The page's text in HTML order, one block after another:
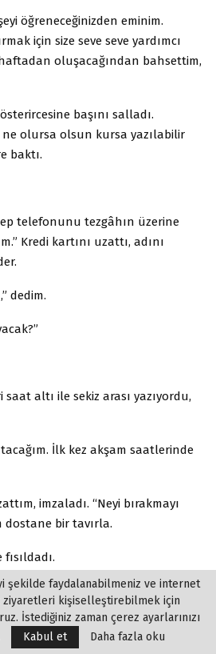
öğreneceğinizden eminim.
için size seve seve yardımcı
oluşacağından bahsettim,
başını salladı.
ne olursa olsun kursa yazılabilir
baktı.
telefonunu tezgâhın üzerine
Kredi kartını uzattı, adını
dedim.
altı ile sekiz arası yazıyordu,
İlk kez akşam saatlerinde
imzaladı. “Neyi bırakmayı
dostane bir tavırla.
“Bir adamı unutmayı istiyorum,”
birini.”
şekilde faydalanabilmeniz ve internet
ziyaretleri kişiselleştirebilmek için
İstediğiniz zaman çerez ayarlarınızı
Kabul et Daha fazla oku